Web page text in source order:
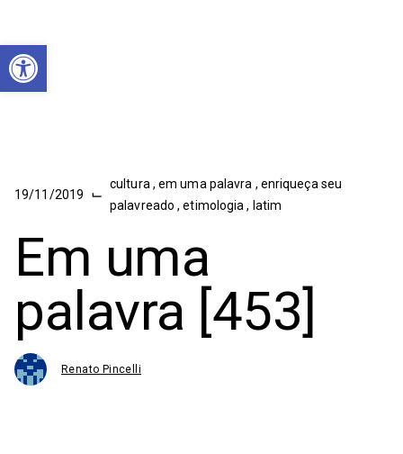
Abrir a barra de ferramentas
19/11/2019 ⌙
cultura ,em uma palavra , enriqueça seu
palavreado,etimologia, latim
Em uma
palavra [453]
Renato Pincelli